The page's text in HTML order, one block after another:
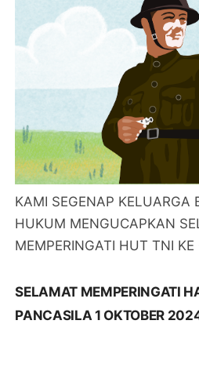
KAMI SEGENAP KELUARGA
HUKUM MENGUCAPKAN
MEMPERINGATI HUT TNI
SELAMAT MEMPERINGATI
PANCASILA 1 OKTOBER